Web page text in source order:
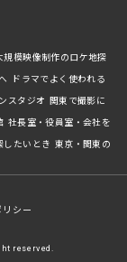
模映像制作のロケ地探
ドラマでよく使われる
スタジオ 関東で撮影に
社長室・役員室・会社を
したいとき 東京・関東の
シー
reserved.